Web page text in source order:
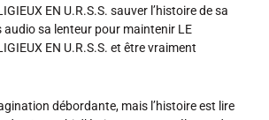
EN U.R.S.S. sauver l’histoire de sa
sa lenteur pour maintenir LE
EN U.R.S.S. et être vraiment
débordante, mais l’histoire est lire